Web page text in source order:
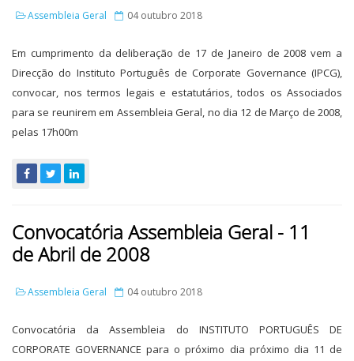
Assembleia Geral 04 outubro 2018
Em cumprimento da deliberação de 17 de Janeiro de 2008 vem a
Direcção do Instituto Português de Corporate Governance (IPCG),
convocar, nos termos legais e estatutários, todos os Associados
para se reunirem em Assembleia Geral, no dia 12 de Março de 2008,
pelas 17h00m
Convocatória Assembleia Geral - 11
de Abril de 2008
Assembleia Geral 04 outubro 2018
Convocatória da Assembleia do INSTITUTO PORTUGUÊS DE
CORPORATE GOVERNANCE para o próximo dia próximo dia 11 de